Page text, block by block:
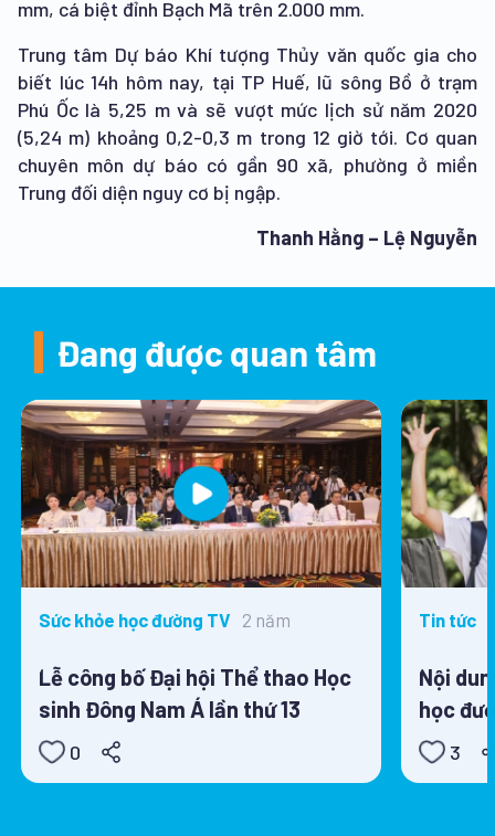
mm, cá biệt đỉnh Bạch Mã trên 2.000 mm.
Trung tâm Dự báo Khí tượng Thủy văn quốc gia cho
biết lúc 14h hôm nay, tại TP Huế, lũ sông Bồ ở trạm
Phú Ốc là 5,25 m và sẽ vượt mức lịch sử năm 2020
(5,24 m) khoảng 0,2-0,3 m trong 12 giờ tới. Cơ quan
chuyên môn dự báo có gần 90 xã, phường ở miền
Trung đối diện nguy cơ bị ngập.
Thanh Hằng – Lệ Nguyễn
Đang được quan tâm
Sức khỏe học đường TV 2 năm
Lễ công bố Đại hội Thể thao Học
sinh Đông Nam Á lần thứ 13
0
Tin tức
Nội
học
3